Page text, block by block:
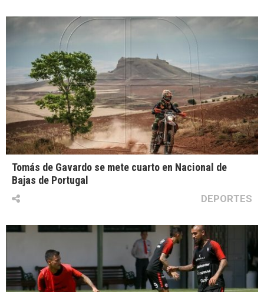
Tomás de Gavardo se mete cuarto en Nacional de
Bajas de Portugal
DEPORTES